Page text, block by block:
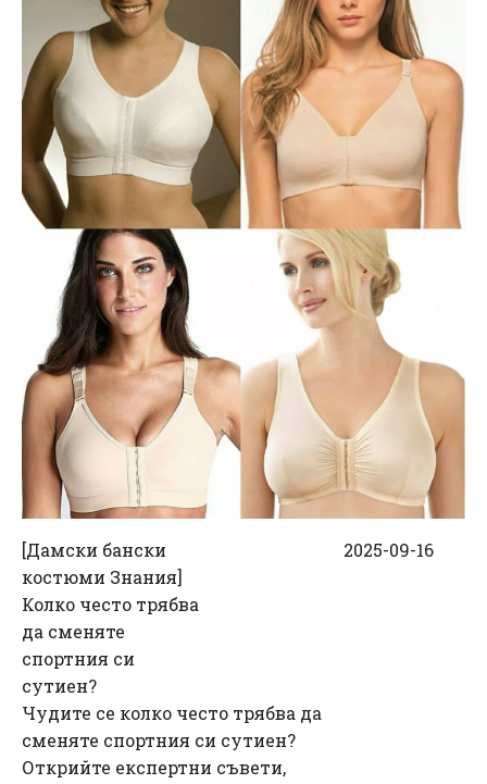
[Дамски бански
костюми Знания]
Колко често трябва
да сменяте
спортния си
сутиен?
Чудите се колко често трябва да
сменяте спортния си сутиен?
Открийте експертни съвети,
2025-09-16